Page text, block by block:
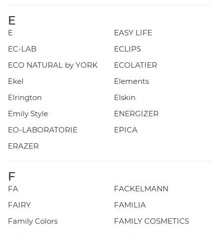
E
E
EASY LIFE
EC-LAB
ECLIPS
ECO NATURAL by YORK
ECOLATIER
Ekel
Elements
Elrington
Elskin
Emily Style
ENERGIZER
EO-LABORATORIE
EPICA
ERAZER
F
FA
FACKELMANN
FAIRY
FAMILIA
Family Colors
FAMILY COSMETICS